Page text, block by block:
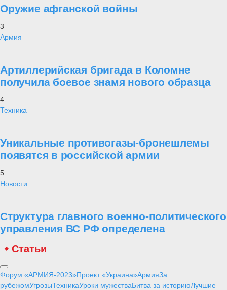
Оружие афганской войны
3
Армия
Артиллерийская бригада в Коломне
получила боевое знамя нового образца
4
Техника
Уникальные противогазы-бронешлемы
появятся в российской армии
5
Новости
Структура главного военно-политического
управления ВС РФ определена
Статьи
Форум «АРМИЯ-2023»Проект «Украина»АрмияЗа
рубежомУгрозыТехникаУроки мужестваБитва за историюЛучшие